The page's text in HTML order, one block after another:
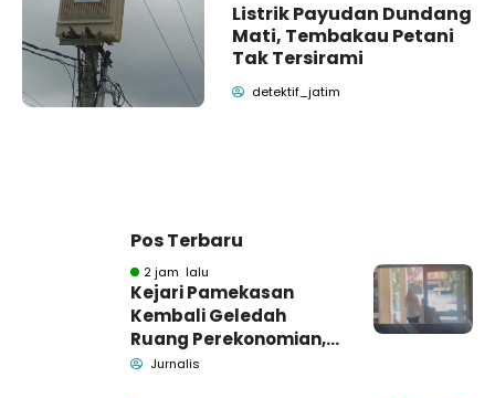
Listrik Payudan Dundang
Mati, Tembakau Petani
Tak Tersirami
detektif_jatim
Pos Terbaru
2 jam lalu
Kejari Pamekasan
Kembali Geledah
Ruang Perekonomian,
Pidsus: Tunggu Saja!
Jurnalis